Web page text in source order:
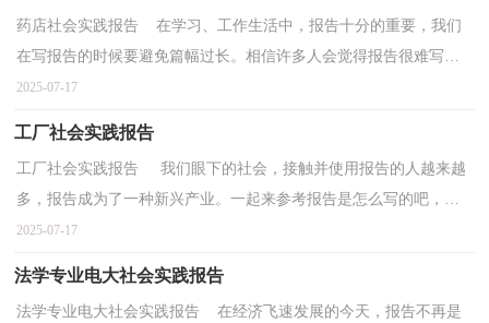
药店社会实践报告 在学习、工作生活中，报告十分的重要，我们
在写报告的时候要避免篇幅过长。相信许多人会觉得报告很难写
吧，以下是小编精心整理的药店社会实践报告，仅供参考，大...
2025-07-17
工厂社会实践报告
工厂社会实践报告 我们眼下的社会，接触并使用报告的人越来越
多，报告成为了一种新兴产业。一起来参考报告是怎么写的吧，下
面是小编为大家整理的 工厂社会实践报告 ，仅供参考...
2025-07-17
法学专业电大社会实践报告
法学专业电大社会实践报告 在经济飞速发展的今天，报告不再是